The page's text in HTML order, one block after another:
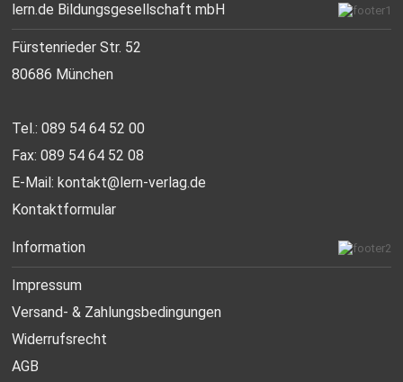
lern.de Bildungsgesellschaft mbH
Fürstenrieder Str. 52
80686 München
Tel.: 089 54 64 52 00
Fax: 089 54 64 52 08
E-Mail:kontakt@lern-verlag.de
Kontaktformular
Information
Impressum
Versand- & Zahlungsbedingungen
Widerrufsrecht
AGB